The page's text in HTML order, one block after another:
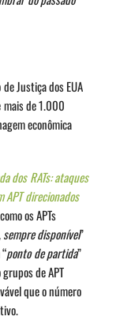
Justiça dos EUA
mais de 1.000
econômica
dos RATs: ataques
APT direcionados
os APTs
disponível”
ponto de partida”
de APT
que o número